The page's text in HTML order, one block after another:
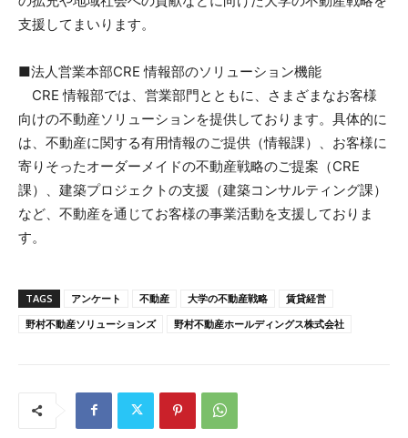
支援してまいります。
■法人営業本部CRE 情報部のソリューション機能
CRE 情報部では、営業部門とともに、さまざまなお客様
向けの不動産ソリューションを提供しております。具体的に
は、不動産に関する有用情報のご提供（情報課）、お客様に
寄りそったオーダーメイドの不動産戦略のご提案（CRE
課）、建築プロジェクトの支援（建築コンサルティング課）
など、不動産を通じてお客様の事業活動を支援しておりま
す。
TAGS アンケート 不動産 大学の不動産戦略
賃貸経営
野村不動産ソリューションズ
野村不動産ホールディングス株式会社